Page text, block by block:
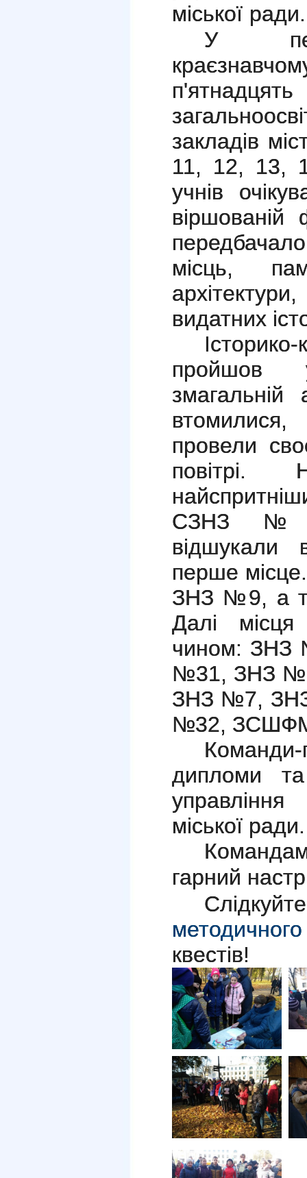
міської ради.
У
п'
закладів
11, 12, 13,
учнів
віршованій
місць,
видатних
пройшов
змагальній
провели
повітрі.
СЗНЗ
відшукали
перше
ЗНЗ №9, а
Далі місця
чином: ЗНЗ
№31, ЗНЗ
ЗНЗ №7,
№32,
дипломи та
управління
міської ради.
гарний
квестів!